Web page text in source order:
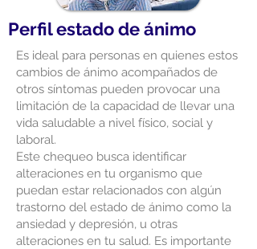
Perfil estado de ánimo
Es ideal para personas en quienes estos
cambios de ánimo acompañados de
otros síntomas pueden provocar una
limitación de la capacidad de llevar una
vida saludable a nivel físico, social y
laboral.
Este chequeo busca identificar
alteraciones en tu organismo que
puedan estar relacionados con algún
trastorno del estado de ánimo como la
ansiedad y depresión, u otras
alteraciones en tu salud. Es importante